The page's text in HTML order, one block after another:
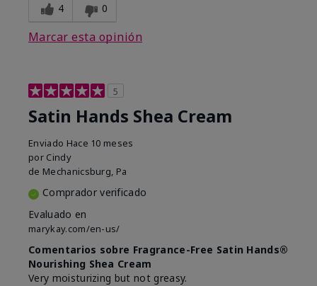
4 0
Marcar esta opinión
5
Satin Hands Shea Cream
Enviado Hace 10 meses
por Cindy
de Mechanicsburg, Pa
Comprador verificado
Evaluado en
marykay.com/en-us/
Comentarios sobre Fragrance-Free Satin Hands®
Nourishing Shea Cream
Very moisturizing but not greasy.